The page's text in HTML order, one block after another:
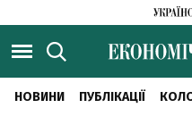
НОВИНИ ПУБЛІКАЦІЇ